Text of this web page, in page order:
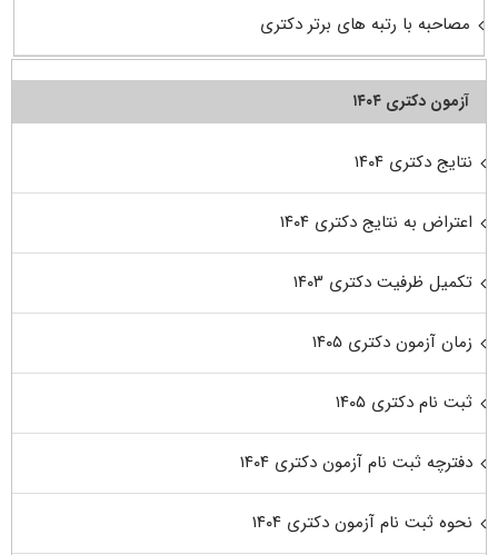
مصاحبه با رتبه های برتر دکتری
آزمون دکتری ۱۴۰۴
نتایج دکتری ۱۴۰۴
اعتراض به نتایج دکتری ۱۴۰۴
تکمیل ظرفیت دکتری ۱۴۰۳
زمان آزمون دکتری ۱۴۰۵
ثبت نام دکتری ۱۴۰۵
دفترچه ثبت نام آزمون دکتری ۱۴۰۴
نحوه ثبت نام آزمون دکتری ۱۴۰۴